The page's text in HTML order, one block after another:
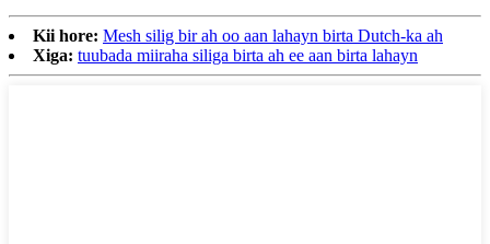
Kii hore: Mesh silig bir ah oo aan lahayn birta Dutch-ka ah
Xiga: tuubada miiraha siliga birta ah ee aan birta lahayn